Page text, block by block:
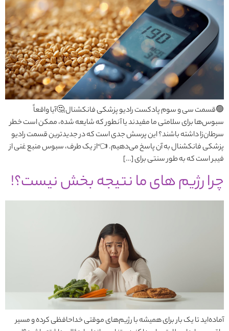
🟢قسمت سی و سوم پادکست رادیو پزشکی فانکشنال 🤔آیا واقعاً
سبوس‌ها برای سلامتی ما مفیدند یا آنطور که شایعه شده، ممکن است خطر
سرطان‌زا داشته باشند؟ این پرسش جدی است که در جدیدترین قسمت رادیو
پزشکی فانکشنال به آن پاسخ می‌دهیم. 👈از یک طرف، سبوس منبع غنی از
فیبر است که به طور سنتی برای […]
چرا رژیم های ما نتیجه بخش نیست؟!
آماده‌اید تا یک بار برای همیشه با رژیم‌های موقتی خداحافظی کرده و مسیر